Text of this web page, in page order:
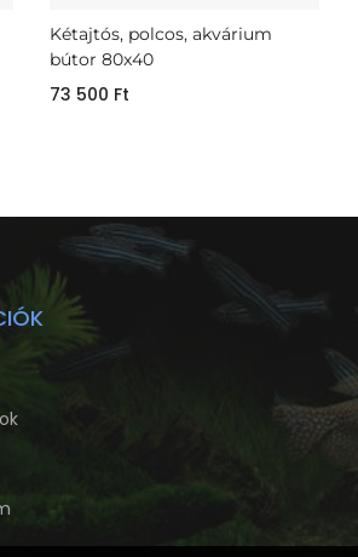
Kétajtós, polcos, akvárium
bútor 80x40
73 500 Ft